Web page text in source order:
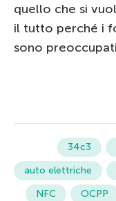
quello che si
il tutto perché i
sono
34c3
auto elettriche
NFC
OCPP